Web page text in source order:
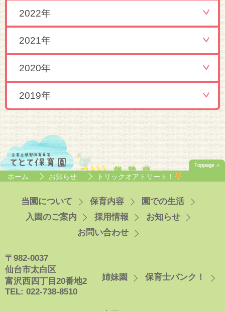
2022年
2021年
2020年
2019年
ホーム お知らせ トリックオアトリート！
当園について 保育内容
園での生活
入園のご案内
採用情報
お知らせ
お問い合わせ
〒982-0037
仙台市太白区
富沢西四丁目20番地2
TEL: 022-738-8510
姉妹園 保育士バンク！